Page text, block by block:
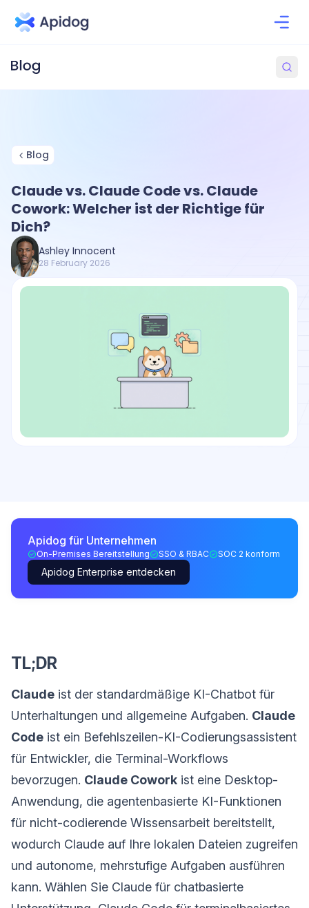
Blog
Claude vs. Claude Code vs. Claude
Cowork: Welcher ist der Richtige für
Dich?
Ashley Innocent
28 February 2026
Apidog für Unternehmen
On-Premises Bereitstellung SSO & RBAC SOC 2 konform
Apidog Enterprise entdecken
TL;DR
Claude ist der standardmäßige KI-Chatbot für
Unterhaltungen und allgemeine Aufgaben. Claude
Code ist ein Befehlszeilen-KI-Codierungsassistent
für Entwickler, die Terminal-Workflows
bevorzugen. Claude Cowork ist eine Desktop-
Anwendung, die agentenbasierte KI-Funktionen
für nicht-codierende Wissensarbeit bereitstellt,
wodurch Claude auf Ihre lokalen Dateien zugreifen
und autonome, mehrstufige Aufgaben ausführen
kann. Wählen Sie Claude für chatbasierte